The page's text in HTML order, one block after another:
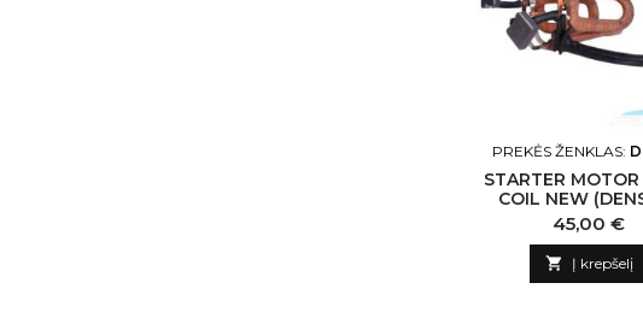
PREKĖS ŽENKLAS:
STARTER
COIL NEW
NLP18 N135751
CN
Kaina
45,00 €
 Į krepšelį